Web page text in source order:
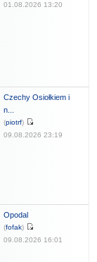
01.08.2026 13:20
Czechy Osiołkiem i
n...
(piotrf)
09.08.2026 23:19
Opodal
(fofak)
09.08.2026 16:01